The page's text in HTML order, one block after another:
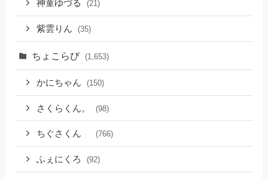
神童ゆづる (21)
紫雲りん (35)
ちょこらび (1,653)
かにちゃん (150)
さくらくん。 (98)
ちぐさくん (766)
ふぇにくろ (92)